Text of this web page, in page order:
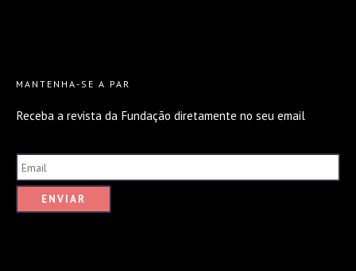
MANTENHA-SE A PAR
Receba a revista da Fundação diretamente no seu email